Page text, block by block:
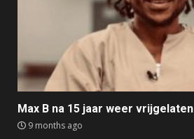
Max B na 15 jaar weer vrijgelaten
9 months ago